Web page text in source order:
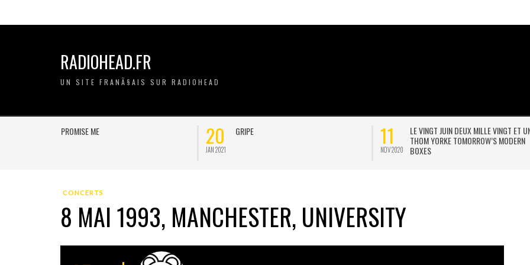
RADIOHEAD.FR
UN SITE FRANÃ§AIS SUR RADIOHEAD
20 GRIPE 11
LE VINGT JUIN DEUX MILLE VINGT ET UN,
02
MAI 2020
JONNY POSTE UNE
INTERVIEW D’EOB
CONCERTS
8 MAI 1993, MANCHESTER, UNIVERSITY